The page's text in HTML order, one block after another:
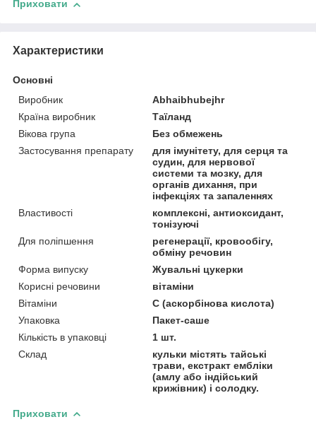
Приховати
Характеристики
Основні
Виробник
Abhaibhubejhr
Країна виробник
Таїланд
Вікова група
Без обмежень
Застосування препарату
для імунітету, для серця та
судин, для нервової
системи та мозку, для
органів дихання, при
інфекціях та запаленнях
Властивості
комплексні, антиоксидант,
тонізуючі
Для поліпшення
регенерації, кровообігу,
обміну речовин
Форма випуску
Жувальні цукерки
Корисні речовини
вітаміни
Вітаміни
С (аскорбінова кислота)
Упаковка
Пакет-саше
Кількість в упаковці
1 шт.
Склад
кульки містять тайські
трави, екстракт ембліки
(амлу або індійський
крижівник) і солодку.
Приховати